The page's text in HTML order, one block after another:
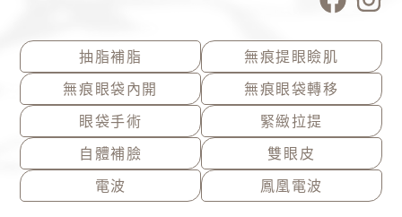
a
c
e
b
o
o
k
n
s
t
a
g
r
a
m
抽脂補脂
無痕提眼瞼肌
無痕眼袋內開
無痕眼袋轉移
眼袋手術
緊緻拉提
自體補臉
雙眼皮
電波
鳳凰電波